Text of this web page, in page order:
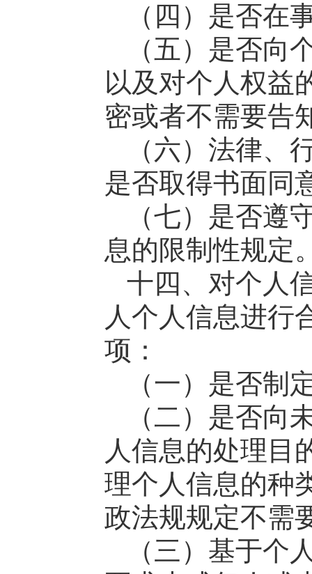
（四）是否在
（五）是否向
以及对个人权益
密或者不需要告
（六）法律、
是否取得书面同
（七）是否遵
息的限制性规定
十四、对个人
人个人信息进行
项：
（一）是否制
（二）是否向
人信息的处理目
理个人信息的种
政法规规定不需
（三）基于个